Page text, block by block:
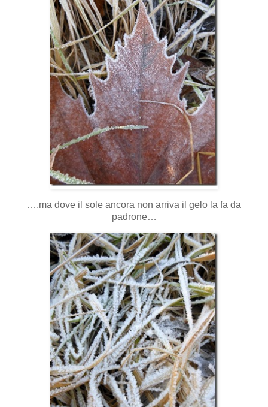
….ma dove il sole ancora non arriva il gelo la fa da
padrone…